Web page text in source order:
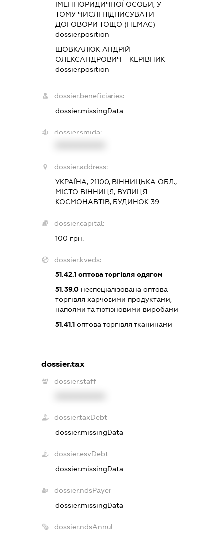
ІМЕНІ ЮРИДИЧНОЇ ОСОБИ, У
ТОМУ ЧИСЛІ ПІДПИСУВАТИ
ДОГОВОРИ ТОЩО (НЕМАЄ)
dossier.position -
ШОВКАЛЮК АНДРІЙ
ОЛЕКСАНДРОВИЧ - КЕРІВНИК
dossier.position -
dossier.beneficiaries:
dossier.missingData
dossier.smida:
dossier.address:
УКРАЇНА, 21100, ВІННИЦЬКА ОБЛ.,
МІСТО ВІННИЦЯ, ВУЛИЦЯ
КОСМОНАВТІВ, БУДИНОК 39
dossier.capital:
100 грн.
dossier.kveds:
51.42.1оптова торгівля одягом
51.39.0неспеціалізована оптова
торгівля харчовими продуктами,
напоями та тютюновими виробами
51.41.1оптова торгівля тканинами
dossier.tax
dossier.staff
dossier.taxDebt
dossier.missingData
dossier.esvDebt
dossier.missingData
dossier.ndsPayer
dossier.missingData
dossier.ndsAnnul